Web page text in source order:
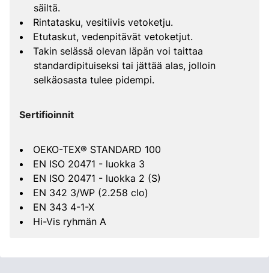
säiltä.
Rintatasku, vesitiivis vetoketju.
Etutaskut, vedenpitävät vetoketjut.
Takin selässä olevan läpän voi taittaa
standardipituiseksi tai jättää alas, jolloin
selkäosasta tulee pidempi.
Sertifioinnit
OEKO-TEX® STANDARD 100
EN ISO 20471 - luokka 3
EN ISO 20471 - luokka 2 (S)
EN 342 3/WP (2.258 clo)
EN 343 4-1-X
Hi-Vis ryhmän A